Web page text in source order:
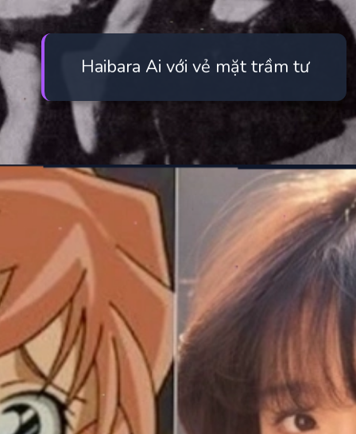
Haibara Ai với vẻ mặt trầm tư
Đang mở https://manhua.edu.vn/haibara-ai-bao-nhieu-tuoi